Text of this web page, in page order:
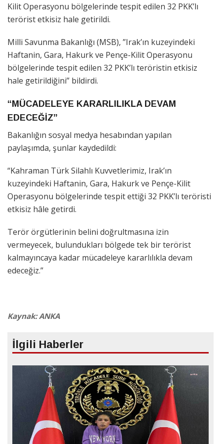
Kilit Operasyonu bölgelerinde tespit edilen 32 PKK’lı
terörist etkisiz hale getirildi.
Milli Savunma Bakanlığı (MSB), ”Irak’ın kuzeyindeki
Haftanin, Gara, Hakurk ve Pençe-Kilit Operasyonu
bölgelerinde tespit edilen 32 PKK’lı teröristin etkisiz
hale getirildiğini” bildirdi.
“MÜCADELEYE KARARLILIKLA DEVAM
EDECEĞİZ”
Bakanlığın sosyal medya hesabından yapılan
paylaşımda, şunlar kaydedildi:
“Kahraman Türk Silahlı Kuvvetlerimiz, Irak’ın
kuzeyindeki Haftanin, Gara, Hakurk ve Pençe-Kilit
Operasyonu bölgelerinde tespit ettiği 32 PKK’lı teröristi
etkisiz hâle getirdi.
Terör örgütlerinin belini doğrultmasına izin
vermeyecek, bulundukları bölgede tek bir terörist
kalmayıncaya kadar mücadeleye kararlılıkla devam
edeceğiz.”
Kaynak: ANKA
İlgili Haberler